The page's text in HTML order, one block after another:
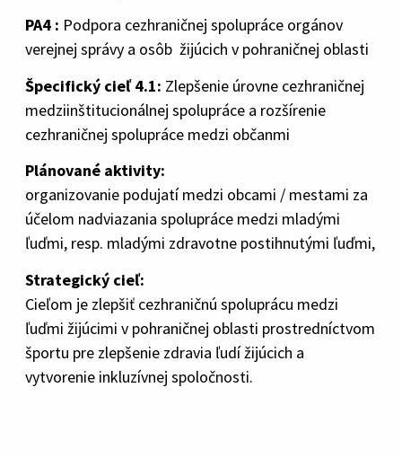
PA4 : Podpora cezhraničnej spolupráce orgánov
verejnej správy a osôb žijúcich v pohraničnej oblasti
Špecifický cieľ 4.1: Zlepšenie úrovne cezhraničnej
medziinštitucionálnej spolupráce a rozšírenie
cezhraničnej spolupráce medzi občanmi
Plánované aktivity:
organizovanie podujatí medzi obcami / mestami za
účelom nadviazania spolupráce medzi mladými
ľuďmi, resp. mladými zdravotne postihnutými ľuďmi,
Strategický cieľ:
Cieľom je zlepšiť cezhraničnú spoluprácu medzi
ľuďmi žijúcimi v pohraničnej oblasti prostredníctvom
športu pre zlepšenie zdravia ľudí žijúcich a
vytvorenie inkluzívnej spoločnosti.